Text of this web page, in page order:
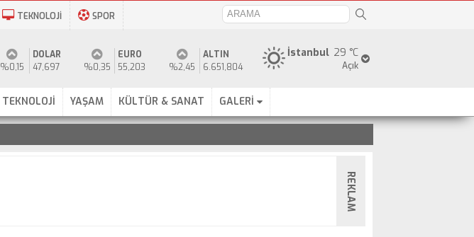
TEKNOLOJİ SPOR
29 °C
İstanbul
Açık
%0,15
DOLAR
47,697
%0,35
EURO
55,203
%2,45
ALTIN
6.651,804
TEKNOLOJİ YAŞAM KÜLTÜR & SANAT GALERİ
REKLAM